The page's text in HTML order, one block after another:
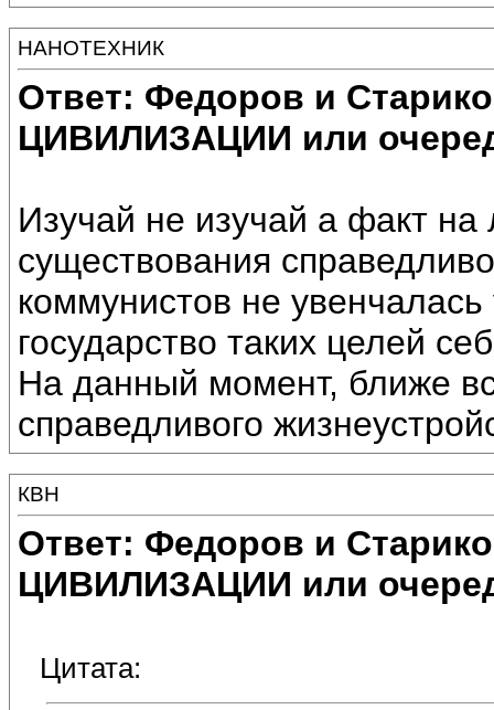
НАНОТЕХНИК
Ответ: Федоров и
ЦИВИЛИЗАЦИИ или
Изучай не изучай а факт
существования
коммунистов не
государство таких целей
На данный момент, ближе
справедливого
КВН
Ответ: Федоров и
ЦИВИЛИЗАЦИИ или
Цитата: